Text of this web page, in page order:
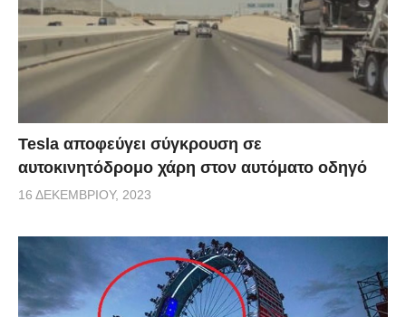
Tesla αποφεύγει σύγκρουση σε
αυτοκινητόδρομο χάρη στον αυτόματο οδηγό
16 ΔΕΚΕΜΒΡΊΟΥ, 2023